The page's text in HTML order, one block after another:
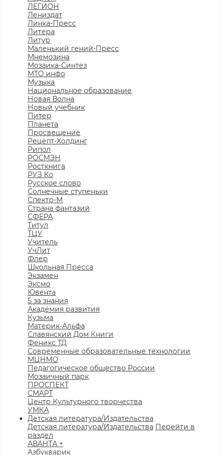
ЛЕГИОН
Лениздат
Линка-Пресс
Литера
Литур
Маленький гений-Пресс
Мнемозина
Мозаика-Синтез
МТО инфо
Музыка
Национальное образование
Новая Волна
Новый учебник
Питер
Планета
Просвещение
Рецепт-Холдинг
Рипол
РОСМЭН
Росткнига
РУЗ Ко
Русское слово
Солнечные ступеньки
Спектр-М
Страна фантазий
СФЕРА
Титул
ТЦУ
Учитель
УчЛит
Флер
Школьная Пресса
Экзамен
Эксмо
Ювента
5 за знания
Академия развития
Кузьма
Материк-Альфа
Славянский Дом Книги
Феникс ТД
Современные образовательные технологии
МЦНМО
Педагогическое общество России
Мозаичный парк
ПРОСПЕКТ
СМАРТ
Центр Культурного творчества
УМКА
Детская литература/Издательства
Детская литература/Издательства Перейти в
раздел
АВАНТА +
Азбукварик